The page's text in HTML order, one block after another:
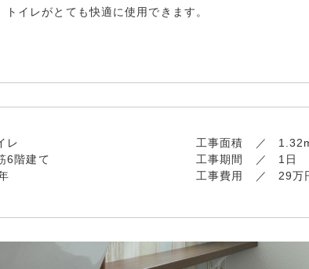
トイレがとても快適に使用できます。
レ
6階建て
工事面積
工事期間
1日
工事費用
29万